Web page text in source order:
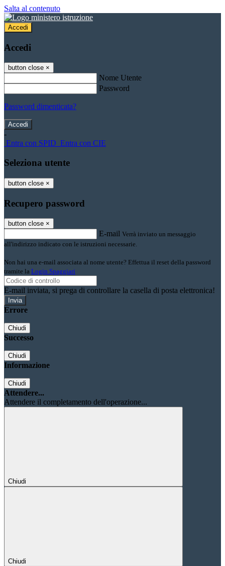
Salta al contenuto
Accedi
Accedi
button close ×
Nome Utente
Password
Password dimenticata?
-
Entra con SPID Entra con CIE
Seleziona utente
button close ×
Recupero password
button close ×
E-mail Verrà inviato un messaggio
all'indirizzo indicato con le istruzioni necessarie.
Non hai una e-mail associata al nome utente? Effettua il reset della password
tramite la Login Spaggiari
E-mail inviata, si prega di controllare la casella di posta elettronica!
Errore
Chiudi
Successo
Chiudi
Informazione
Chiudi
Attendere...
Attendere il completamento dell'operazione...
Chiudi
Chiudi